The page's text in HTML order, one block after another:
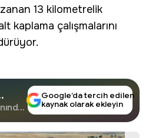
13 kilometrelik
çalışmalarını
Google’da tercih edilen
kaynak olarak ekleyin